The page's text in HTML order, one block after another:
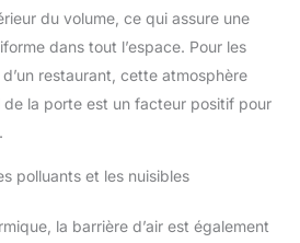
du volume, ce qui assure une
dans tout l’espace. Pour les
restaurant, cette atmosphère
de la porte est un facteur positif pour
polluants et les nuisibles
la barrière d’air est également